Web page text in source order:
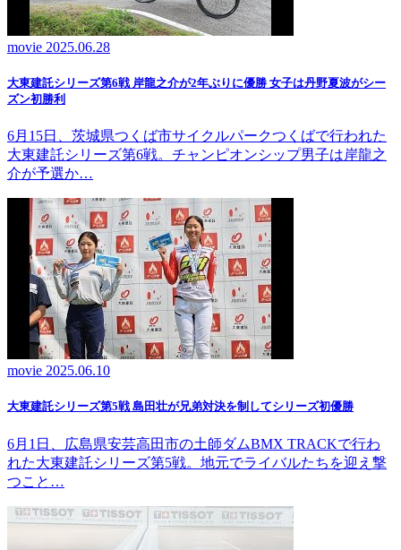
movie 2025.06.28
大東建託シリーズ第6戦 岸龍之介が2年ぶりに優勝 女子は丹野夏波がシー
ズン初勝利
6月15日、茨城県つくば市サイクルパークつくばで行われた
大東建託シリーズ第6戦。チャンピオンシップ男子は岸龍之
介が予選か…
movie 2025.06.10
大東建託シリーズ第5戦 島田壮が兄弟対決を制してシリーズ初優勝
6月1日、広島県安芸高田市の土師ダムBMX TRACKで行わ
れた大東建託シリーズ第5戦。地元でライバルたちを迎え撃
つこと…